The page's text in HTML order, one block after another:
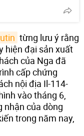
từng lưu ý rằng
hiện đại sản xuất
của Nga đã
cấp chứng
nội địa Il-114-
vào tháng 6,
nhận của dòng
trong năm nay,